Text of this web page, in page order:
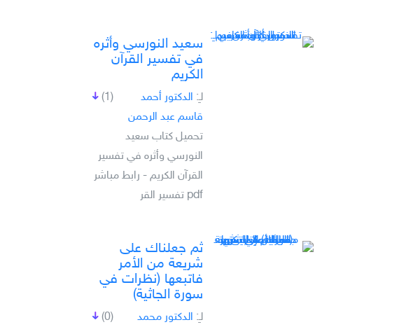
سعيد النورسي وأثره
في تفسير القرآن
الكريم
(1) لـِ: الدكتور أحمد
قاسم عبد الرحمن
تحميل كتاب سعيد
النورسي وأثره في تفسير
القرآن الكريم - رابط مباشر
pdf تفسير القر
ثم جعلناك على
شريعة من الأمر
فاتبعها (نظرات في
سورة الجاثية)
(0) لـِ: الدكتور محمد